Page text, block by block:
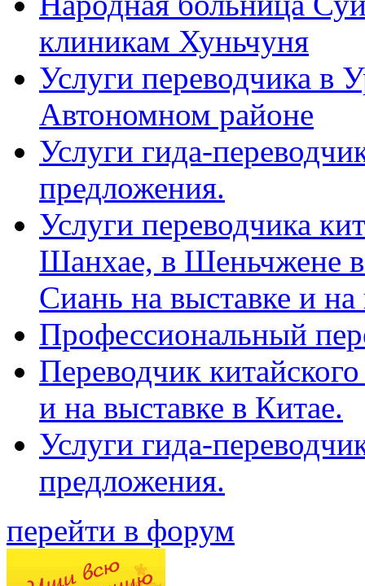
клиникам Хуньчуня
Услуги переводчика в
Автономном районе
Услуги гида-
предложения.
Услуги переводчика
Шанхае, в Шеньчжене
Сиань на выставке и
Профессиональный
Переводчик
и на выставке в Китае.
Услуги гида-
предложения.
перейти в форум